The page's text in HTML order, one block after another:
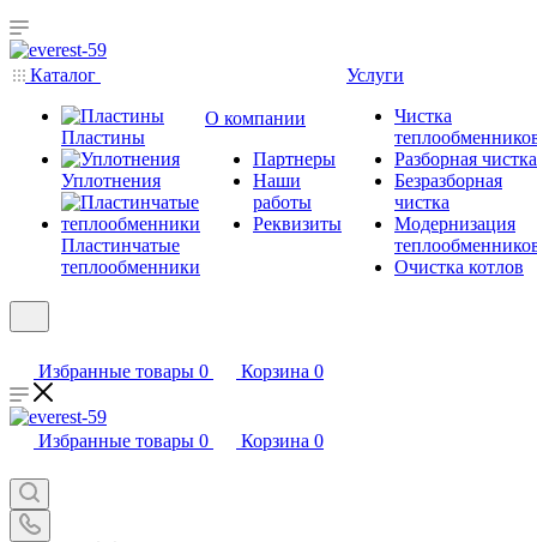
Каталог
Пластины
Уплотнения
Пластинчатые
теплообменники
О компании
Партнеры
Наши
работы
Реквизиты
Услуги
Чистка
Разборная чистка
Безразборная
чистка
Модернизация
Очистка котлов
Избранные товары 0 Корзина 0
Избранные товары 0 Корзина 0